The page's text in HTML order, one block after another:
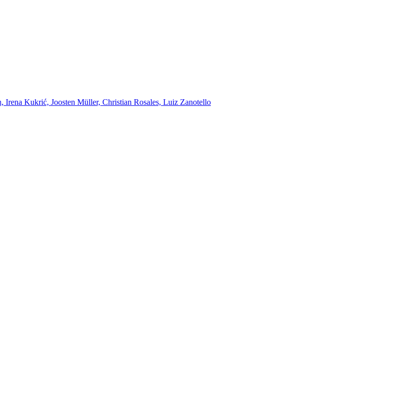
Kukrić, Joosten Müller, Christian Rosales, Luiz Zanotello